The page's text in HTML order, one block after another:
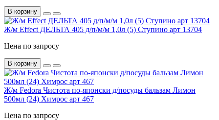
В корзину
Ж/м Effect ДЕЛЬТА 405 д/п/м/м 1,0л (5) Ступино арт 13704
Цена по запросу
В корзину
Ж/м Fedora Чистота по-японски д/посуды бальзам Лимон
500мл (24) Химрос арт 467
Цена по запросу